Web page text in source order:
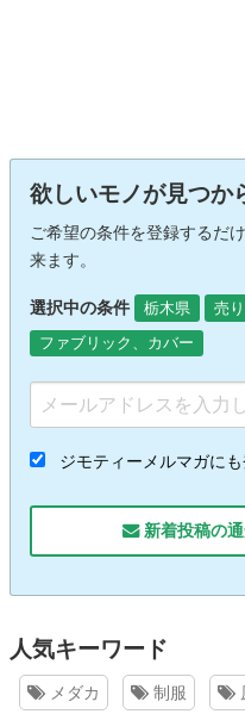
欲しいモノが見つか
ご希望の条件を登録するだ
来ます。
選択中の条件 栃木県 売
ファブリック、カバー
ジモティーメルマガに
新着投稿の
人気キーワード
メダカ 制服